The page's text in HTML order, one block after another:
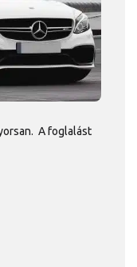
A foglalást